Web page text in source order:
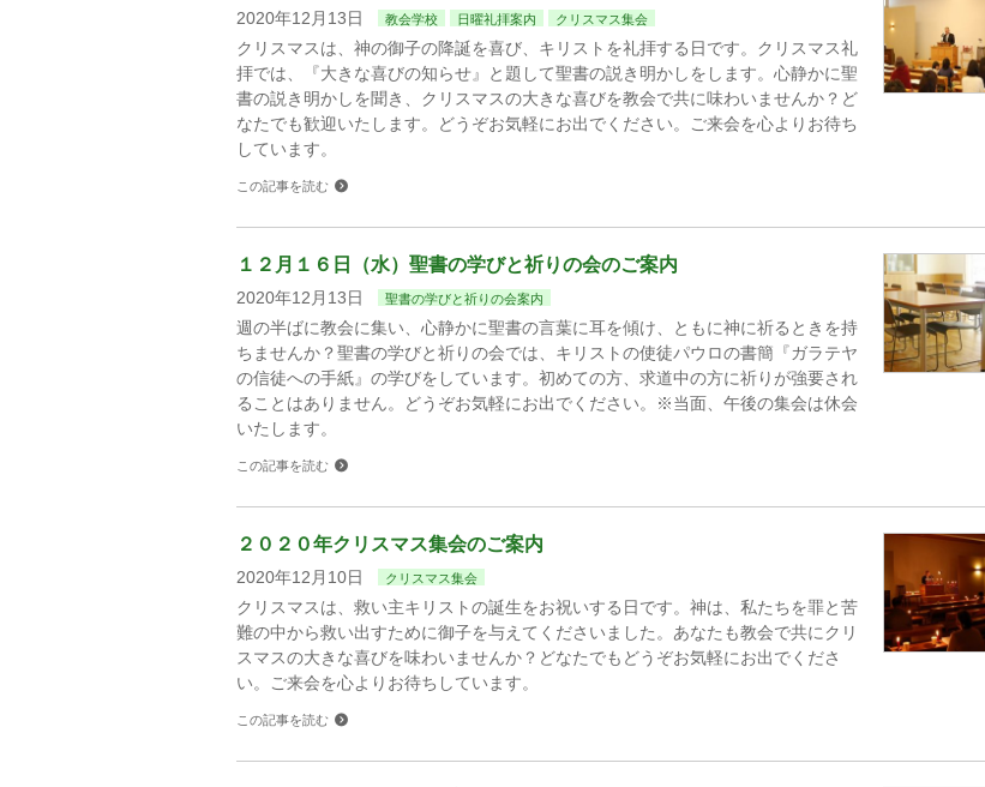
2020年12月13日 教会学校 日曜礼拝案内 クリスマス集会
クリスマスは、神の御子の降誕を喜び、キリストを礼拝する日です。クリスマス礼
拝では、『大きな喜びの知らせ』と題して聖書の説き明かしをします。心静かに聖
書の説き明かしを聞き、クリスマスの大きな喜びを教会で共に味わいませんか？ど
なたでも歓迎いたします。どうぞお気軽にお出でください。ご来会を心よりお待ち
しています。
この記事を読む
１２月１６日（水）聖書の学びと祈りの会のご案内
2020年12月13日 聖書の学びと祈りの会案内
週の半ばに教会に集い、心静かに聖書の言葉に耳を傾け、ともに神に祈るときを持
ちませんか？聖書の学びと祈りの会では、キリストの使徒パウロの書簡『ガラテヤ
の信徒への手紙』の学びをしています。初めての方、求道中の方に祈りが強要され
ることはありません。どうぞお気軽にお出でください。※当面、午後の集会は休会
いたします。
この記事を読む
２０２０年クリスマス集会のご案内
2020年12月10日 クリスマス集会
クリスマスは、救い主キリストの誕生をお祝いする日です。神は、私たちを罪と苦
難の中から救い出すために御子を与えてくださいました。あなたも教会で共にクリ
スマスの大きな喜びを味わいませんか？どなたでもどうぞお気軽にお出でくださ
い。ご来会を心よりお待ちしています。
この記事を読む